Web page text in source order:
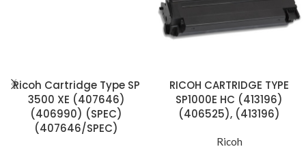
Ricoh Cartridge Type SP
3500 XE (407646)
(406990) (SPEC)
(407646/SPEC)
RICOH CARTRIDGE TYPE
SP1000E HC (413196)
(406525), (413196)
Ricoh